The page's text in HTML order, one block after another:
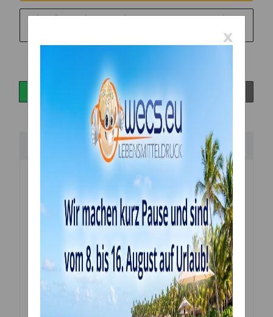
Sie möchten in monatlichen Raten zahlen?Weitere
Torten Topper Holz (Birke)zum
Dekorieren von Torten und Kuchen.
Alle unsere Topper werden mit einem hochmodernen
Laser mit viel Liebe zum Detail von uns
vor Ort handgefertigt.
Holz ist ein Naturprodukt, weshalb jedes angefertigte
Stück eine einzigartige Maserung aufweist.
Jeder Cake Topper wird so zu einem Unikat!
x